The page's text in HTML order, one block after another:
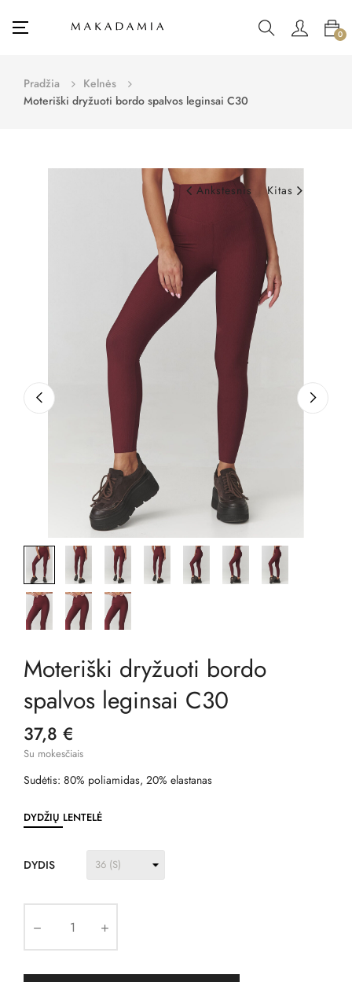
Toggle
☰ 0
Pradžia
Kelnės
Moteriški dryžuoti bordo spalvos leginsai C30
Ankstesnis Kitas
Moteriški dryžuoti bordo
spalvos leginsai C30
37,8 €
Su mokesčiais
Sudėtis: 80% poliamidas, 20% elastanas
DYDŽIŲ LENTELĖ
DYDIS